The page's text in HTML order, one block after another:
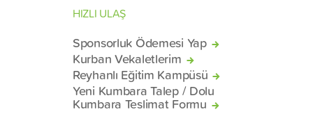
HIZLI ULAŞ
Sponsorluk Ödemesi Yap
Kurban Vekaletlerim
Reyhanlı Eğitim Kampüsü
Yeni Kumbara Talep / Dolu
Kumbara Teslimat Formu